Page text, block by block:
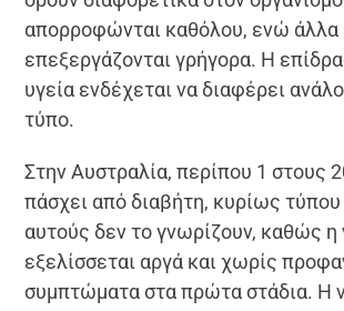
απορροφώνται καθόλου, ενώ άλλα
επεξεργάζονται γρήγορα. Η
υγεία ενδέχεται να διαφέρει
τύπο.
Στην Αυστραλία, περίπου 1 στους
πάσχει από διαβήτη, κυρίως
αυτούς δεν το γνωρίζουν, καθώς η
εξελίσσεται αργά και χωρίς
συμπτώματα στα πρώτα στάδια. Η